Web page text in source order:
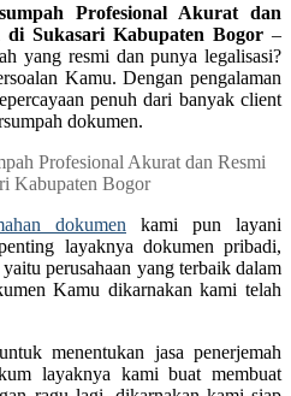
Profesional Akurat dan
Sukasari Kabupaten Bogor –
yang resmi dan punya legalisasi?
Kamu. Dengan pengalaman
penuh dari banyak client
dokumen.
dokumen kami pun layani
layaknya dokumen pribadi,
perusahaan yang terbaik dalam
Kamu dikarnakan kami telah
menentukan jasa penerjemah
layaknya kami buat membuat